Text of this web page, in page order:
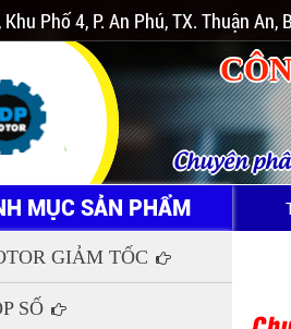
Phố 4, P. An Phú, TX. Thuận An,
Chuyên
MỤC SẢN PHẨM
GIẢM TỐC
SỐ